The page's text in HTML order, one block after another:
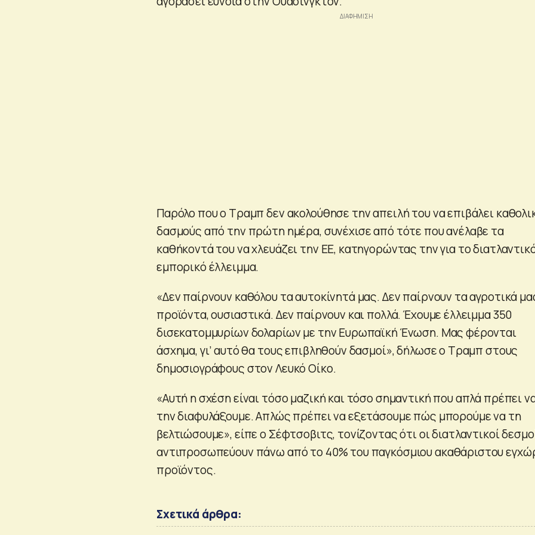
Παρόλο που ο Τραμπ δεν ακολούθησε την απειλή του να επιβάλει
δασμούς από την πρώτη ημέρα, συνέχισε από τότε που ανέλαβε τα
καθήκοντά του να χλευάζει την ΕΕ, κατηγορώντας την για το
εμπορικό έλλειμμα.
«Δεν παίρνουν καθόλου τα αυτοκίνητά μας. Δεν παίρνουν τα αγροτικά
προϊόντα, ουσιαστικά. Δεν παίρνουν και πολλά. Έχουμε έλλειμμα 350
δισεκατομμυρίων δολαρίων με την Ευρωπαϊκή Ένωση. Μας φέρονται
άσχημα, γι’ αυτό θα τους επιβληθούν δασμοί», δήλωσε ο Τραμπ στους
δημοσιογράφους στον Λευκό Οίκο.
«Αυτή η σχέση είναι τόσο μαζική και τόσο σημαντική που απλά πρέπει
την διαφυλάξουμε. Απλώς πρέπει να εξετάσουμε πώς μπορούμε να τη
βελτιώσουμε», είπε ο Σέφτσοβιτς, τονίζοντας ότι οι διατλαντικοί
αντιπροσωπεύουν πάνω από το 40% του παγκόσμιου ακαθάριστου
προϊόντος.
Σχετικά άρθρα: